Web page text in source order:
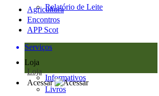
Relatório de Leite
Agricultura
Encontros
APP Scot
Serviços
Loja
Loja
Informativos
Livros
Acessar